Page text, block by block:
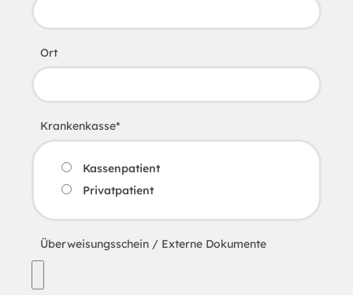
Ort
Krankenkasse*
Kassenpatient
Privatpatient
Überweisungsschein / Externe Dokumente